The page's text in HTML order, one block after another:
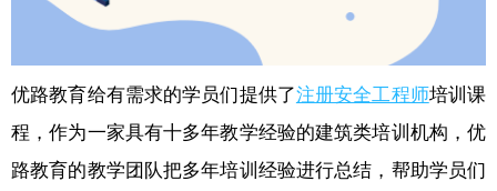
优路教育给有需求的学员们提供了注册安全工程师培训课
程，作为一家具有十多年教学经验的建筑类培训机构，优
路教育的教学团队把多年培训经验进行总结，帮助学员们